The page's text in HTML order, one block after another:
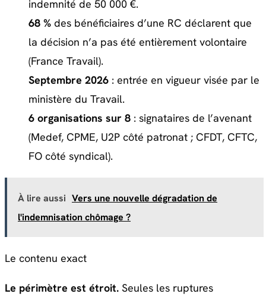
indemnité de 50 000 €.
68 % des bénéficiaires d’une RC déclarent que
la décision n’a pas été entièrement volontaire
(France Travail).
Septembre 2026 : entrée en vigueur visée par le
ministère du Travail.
6 organisations sur 8 : signataires de l’avenant
(Medef, CPME, U2P côté patronat ; CFDT, CFTC,
FO côté syndical).
À lire aussi Vers une nouvelle dégradation de
l'indemnisation chômage ?
Le contenu exact
Le périmètre est étroit. Seules les ruptures